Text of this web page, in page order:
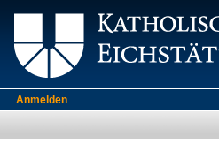
Anmelden